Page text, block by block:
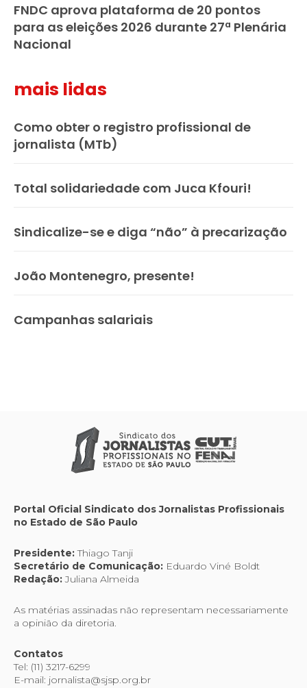
FNDC aprova plataforma de 20 pontos
para as eleições 2026 durante 27ª Plenária
Nacional
mais lidas
Como obter o registro profissional de
jornalista (MTb)
Total solidariedade com Juca Kfouri!
Sindicalize-se e diga “não” à precarização
João Montenegro, presente!
Campanhas salariais
Portal Oficial Sindicato dos Jornalistas Profissionais
no Estado de São Paulo
Presidente:Thiago Tanji
Secretário de Comunicação: Eduardo Viné Boldt
Redação:Juliana Almeida
As matérias assinadas não representam necessariamente
a opinião da diretoria.
Contatos
Tel: (11) 3217-6299
E-mail: jornalista@sjsp.org.br